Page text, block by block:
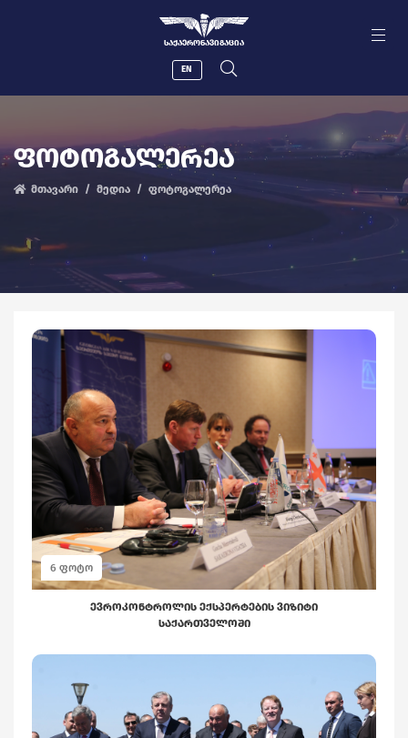
ᲡᲐᲥᲐᲔᲠᲝᲜᲐᲕᲘᲒᲐᲪᲘᲐ
EN
ᲤᲝᲢᲝᲒᲐᲚᲔᲠᲔᲐ
მთავარი მედია ფოტოგალერეა
ᲔᲕᲠᲝᲙᲝᲜᲢᲠᲝᲚᲘᲡ ᲔᲥᲡᲞᲔᲠᲢᲔᲑᲘᲡ ᲕᲘᲖᲘᲢᲘ
ᲡᲐᲥᲐᲠᲗᲕᲔᲚᲝᲨᲘ